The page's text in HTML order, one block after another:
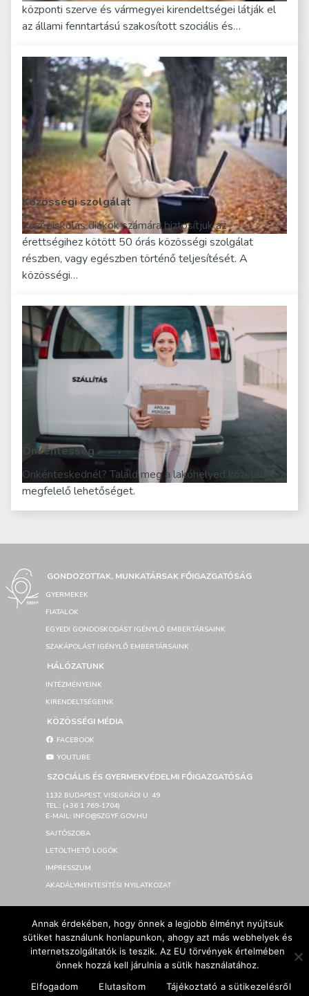
központi szerve és vármegyei kirendeltségei látják el
az állami fenntartású szakosított szociális és…
Közösségi szolgálat
Középiskolás diákok számára biztosítjuk az
érettségihez kötött 50 órás közösségi szolgálat
részben, vagy egészben történő teljesítését. A
közösségi…
Önkéntesség
Önkénteskednél? Találd meg a lakóhelyed közelében a
megfelelő lehetőséget.
GONDOZOTTAK, MUNKATÁRSAK FŐIGAZGATÓSÁG
GYERMEKEK
FIATALOK
EGYEDI GONDOSKODÁST IGÉNYLŐ EMBERTÁRSAINK
SZAKÁPOLÁST IGÉNYLŐ EMBERTÁRSAINK
HÁLÓZATUNK
INTÉZMÉNYEINK
KIRENDELTSÉGEINK
KÖZÖSSÉGI MÉDIA
FACEBOOK
YOUTUBE
SZOCIÁLIS ÉS GYERMEKVÉDELMI FŐIGAZGATÓSÁG
1132 BUDAPEST, VISEGRÁDI U. 49
TEL.: (+36 1 769-1704)
E-MAIL: INFO@SZGYF.GOV.HU
SAJTÓSZOBA
LETÖLTHETŐ LOGÓK
IMPRESSZUM
AKADÁLYMENTESÍTÉSI NYILATKOZAT
© Szociális és Gyermekvédelmi Főigazgatóság 2026 –
Developed By SzGyF
Annak érdekében, hogy önnek a legjobb élményt nyújtsuk
sütiket használunk honlapunkon, ahogy azt más webhelyek és
internetszolgáltatók is teszik. Az EU törvények értelmében
önnek hozzá kell járulnia a sütik használatához.
Elfogadom
Elutasítom Tájékoztató a sütikezelésről